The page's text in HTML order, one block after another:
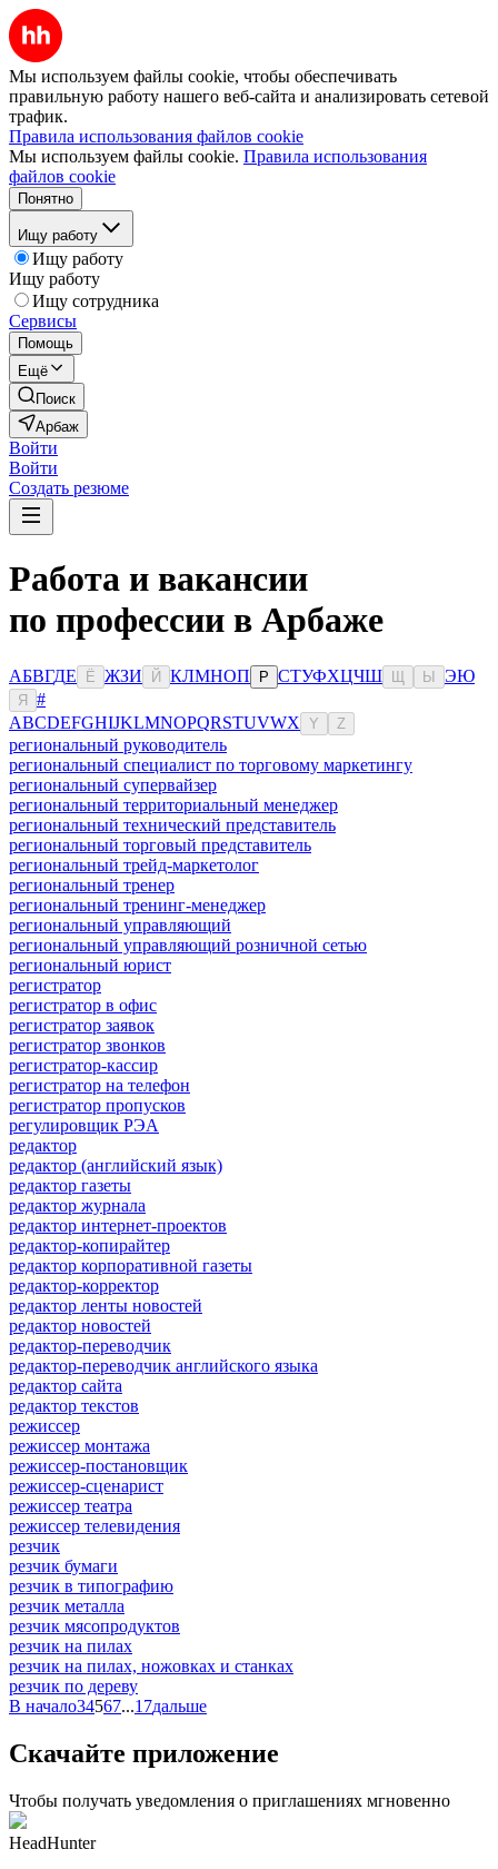
Мы используем файлы cookie, чтобы обеспечивать
правильную работу нашего веб-сайта и анализировать сетевой
трафик.
Правила использования файлов cookie
Мы используем файлы cookie. Правила использования
файлов cookie
Понятно
Ищу работу
Ищу работу
Ищу работу
Ищу сотрудника
Сервисы
Помощь
Ещё
Поиск
Арбаж
Войти
Войти
Создать резюме
Работа и вакансии
по профессии в Арбаже
АБВГДЕ Ё ЖЗИ Й КЛМНОП Р СТУФХЦЧШ Ы ЭЮ
Я
#
ABCDEFGHIJKLMNOPQRSTUVWX Y Z
региональный руководитель
региональный специалист по торговому маркетингу
региональный супервайзер
региональный территориальный менеджер
региональный технический представитель
региональный торговый представитель
региональный трейд-маркетолог
региональный тренер
региональный тренинг-менеджер
региональный управляющий
региональный управляющий розничной сетью
региональный юрист
регистратор
регистратор в офис
регистратор заявок
регистратор звонков
регистратор-кассир
регистратор на телефон
регистратор пропусков
регулировщик РЭА
редактор
редактор (английский язык)
редактор газеты
редактор журнала
редактор интернет-проектов
редактор-копирайтер
редактор корпоративной газеты
редактор-корректор
редактор ленты новостей
редактор новостей
редактор-переводчик
редактор-переводчик английского языка
редактор сайта
редактор текстов
режиссер
режиссер монтажа
режиссер-постановщик
режиссер-сценарист
режиссер театра
режиссер телевидения
резчик
резчик бумаги
резчик в типографию
резчик металла
резчик мясопродуктов
резчик на пилах
резчик на пилах, ножовках и станках
резчик по дереву
В начало34567...17дальше
Скачайте приложение
Чтобы получать уведомления о приглашениях мгновенно
HeadHunter